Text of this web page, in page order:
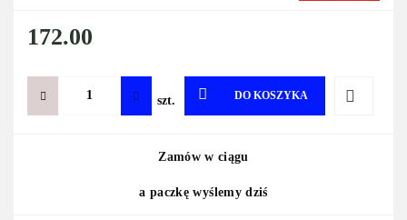
172.00
szt. DO KOSZYKA
Zamów w ciągu
a paczkę wyślemy dziś